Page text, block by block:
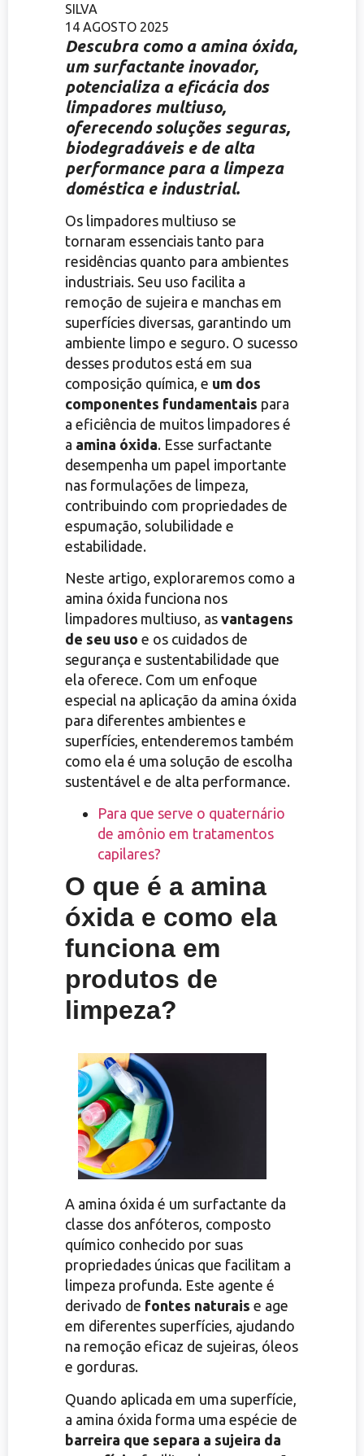
SILVA
14 AGOSTO 2025
Descubra como a amina óxida,
um surfactante inovador,
potencializa a eficácia dos
limpadores multiuso,
oferecendo soluções seguras,
biodegradáveis e de alta
performance para a limpeza
doméstica e industrial.
Os limpadores multiuso se
tornaram essenciais tanto para
residências quanto para ambientes
industriais. Seu uso facilita a
remoção de sujeira e manchas em
superfícies diversas, garantindo um
ambiente limpo e seguro. O sucesso
desses produtos está em sua
composição química, e um dos
componentes fundamentais para
a eficiência de muitos limpadores é
a amina óxida. Esse surfactante
desempenha um papel importante
nas formulações de limpeza,
contribuindo com propriedades de
espumação, solubilidade e
estabilidade.
Neste artigo, exploraremos como a
amina óxida funciona nos
limpadores multiuso, as vantagens
de seu uso e os cuidados de
segurança e sustentabilidade que
ela oferece. Com um enfoque
especial na aplicação da amina óxida
para diferentes ambientes e
superfícies, entenderemos também
como ela é uma solução de escolha
sustentável e de alta performance.
Para que serve o quaternário
de amônio em tratamentos
capilares?
O que é a amina
óxida e como ela
funciona em
produtos de
limpeza?
A amina óxida é um surfactante da
classe dos anfóteros, composto
químico conhecido por suas
propriedades únicas que facilitam a
limpeza profunda. Este agente é
derivado de fontes naturais e age
em diferentes superfícies, ajudando
na remoção eficaz de sujeiras, óleos
e gorduras.
Quando aplicada em uma superfície,
a amina óxida forma uma espécie de
barreira que separa a sujeira da